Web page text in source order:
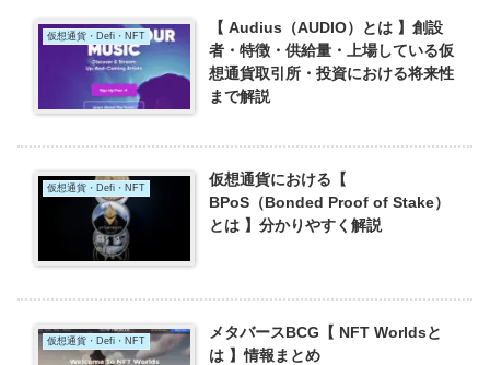
仮想通貨・Defi・NFT
【 Audius（AUDIO）とは 】創設
者・特徴・供給量・上場している仮
想通貨取引所・投資における将来性
まで解説
仮想通貨・Defi・NFT
仮想通貨における【
BPoS（Bonded Proof of Stake）
とは 】分かりやすく解説
仮想通貨・Defi・NFT
メタバースBCG【 NFT Worldsと
は 】情報まとめ